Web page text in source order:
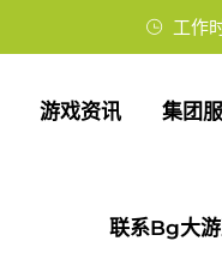
工作
游戏资讯 集团
联系bg大